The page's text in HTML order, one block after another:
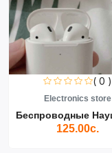
( 0 )
Electronics store
125.00с.